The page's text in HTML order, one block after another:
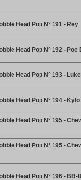
Head Pop N° 191 - Rey
Head Pop N° 192 - Poe
Head Pop N° 193 -
Head Pop N° 194 - Kylo
Head Pop N° 195 -
Head Pop N° 195 -
Head Pop N° 196 - BB-8